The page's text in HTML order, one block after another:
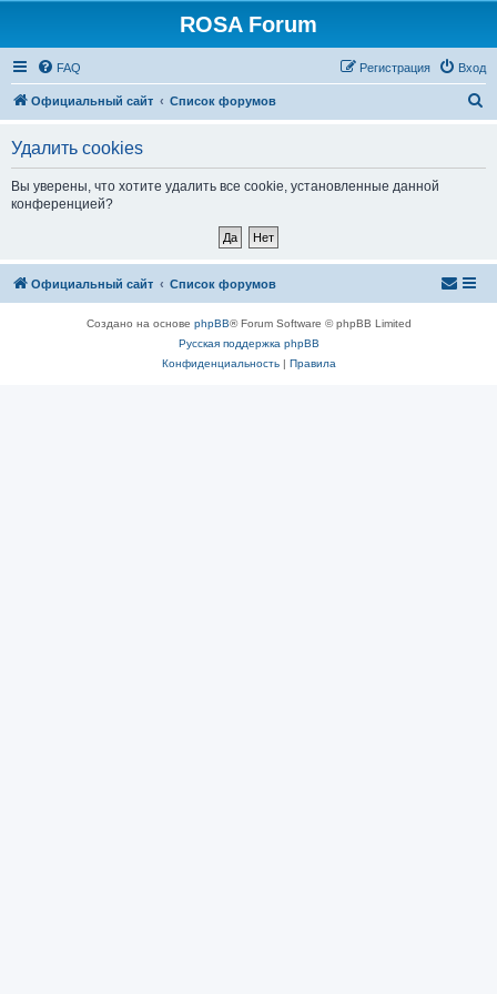
ROSA Forum
FAQ Вход
Регистрация
Официальный сайт Список форумов
Удалить cookies
Вы уверены, что хотите удалить все cookie, установленные данной
конференцией?
Официальный сайт Список форумов
Создано на основе phpBB® Forum Software © phpBB Limited
Русская поддержка phpBB
Конфиденциальность| Правила